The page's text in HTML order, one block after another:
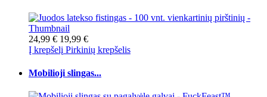
24,99 € 19,99 €
Į krepšelį Pirkinių krepšelis
Mobilioji slingas...